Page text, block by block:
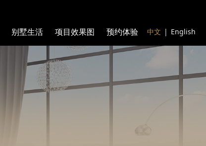
中文 | English
别墅生活 项目效果图 预约体验